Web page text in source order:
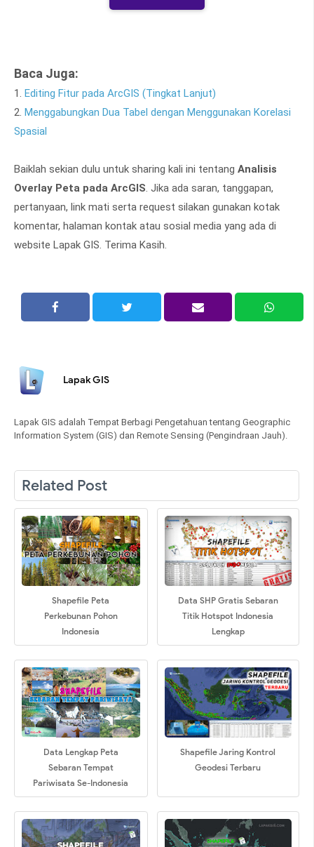
Baca Juga:
1. Editing Fitur pada ArcGIS (Tingkat Lanjut)
2. Menggabungkan Dua Tabel dengan Menggunakan Korelasi
Spasial
Baiklah sekian dulu untuk sharing kali ini tentang Analisis
Overlay Peta pada ArcGIS. Jika ada saran, tanggapan,
pertanyaan, link mati serta request silakan gunakan kotak
komentar, halaman kontak atau sosial media yang ada di
website Lapak GIS. Terima Kasih.
Lapak GIS
Lapak GIS adalah Tempat Berbagi Pengetahuan tentang Geographic
Information System (GIS) dan Remote Sensing (Pengindraan Jauh).
Related Post
Shapefile Peta
Perkebunan Pohon
Indonesia
Data SHP Gratis Sebaran
Titik Hotspot Indonesia
Lengkap
Data Lengkap Peta
Sebaran Tempat
Pariwisata Se-Indonesia
Shapefile Jaring Kontrol
Geodesi Terbaru